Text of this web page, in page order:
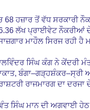
68 ਹਜ਼ਾਰ ਤੋਂ ਵੱਧ ਸਰਕਾਰੀ
ਲੱਖ ਪ੍ਰਾਈਵੇਟ ਨੌਕਰੀਆਂ
ਮਾਹੌਲ ਸਿਰਜ ਰਹੀ ਹੈ
ਸਿੰਘ ਕੰਗ ਨੇ ਕੇਂਦਰੀ
ਬੰਗਾ–ਗੜ੍ਹਸ਼ੰਕਰ–ਸ੍ਰੀ
ਰਾਜਮਾਰਗ ਦਾ
ਸਿੰਘ ਮਾਨ ਦੀ ਅਗਵਾਈ ਹੇਠ